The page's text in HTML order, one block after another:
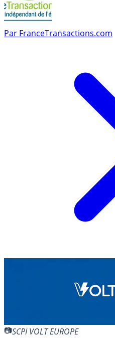
Par FranceTransactions.com
SCPI VOLT EUROPE